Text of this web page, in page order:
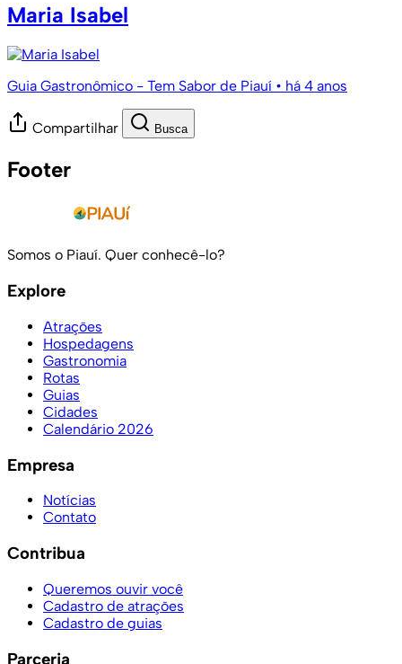
Maria Isabel
Guia Gastronômico - Tem Sabor de Piauí • há 4 anos
Compartilhar Busca
Footer
Somos o Piauí. Quer conhecê-lo?
Explore
Atrações
Hospedagens
Gastronomia
Rotas
Guias
Cidades
Calendário 2026
Empresa
Notícias
Contato
Contribua
Queremos ouvir você
Cadastro de atrações
Cadastro de guias
Parceria